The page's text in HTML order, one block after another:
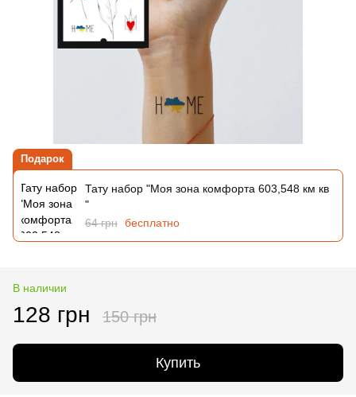
Подарок
Тату набор "Моя зона комфорта 603,548 км кв
"
64 грн бесплатно
В наличии
128 грн 150 грн
Купить